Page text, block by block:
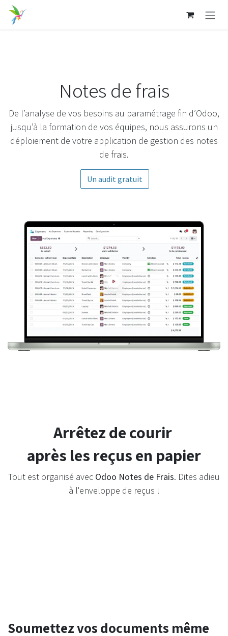
Se rendre au contenu
Notes de frais
De l’analyse de vos besoins au paramétrage fin d’Odoo,
jusqu’à la formation de vos équipes, nous assurons un
déploiement de votre application de gestion des notes
de frais.
Un audit gratuit
Arrêtez de courir
après les reçus en papier
Tout est organisé avec Odoo Notes de Frais. Dites adieu
à l'enveloppe de reçus !
Soumettez vos documents même